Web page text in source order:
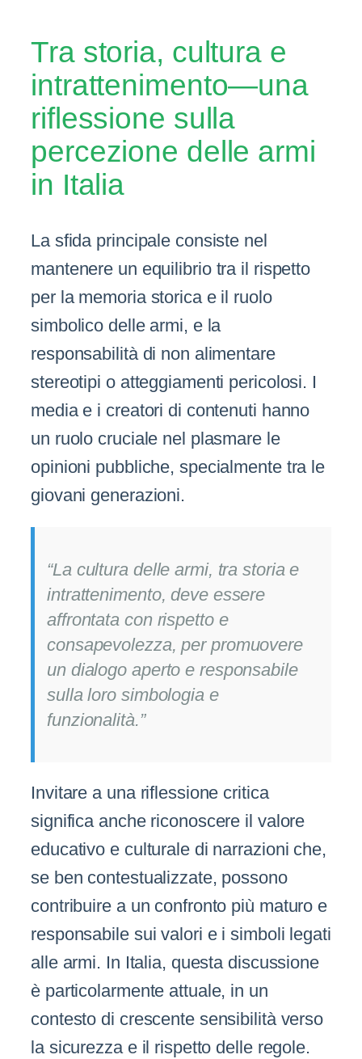
Tra storia, cultura e
intrattenimento—una
riflessione sulla
percezione delle armi
in Italia
La sfida principale consiste nel
mantenere un equilibrio tra il rispetto
per la memoria storica e il ruolo
simbolico delle armi, e la
responsabilità di non alimentare
stereotipi o atteggiamenti pericolosi. I
media e i creatori di contenuti hanno
un ruolo cruciale nel plasmare le
opinioni pubbliche, specialmente tra le
giovani generazioni.
“La cultura delle armi, tra storia e
intrattenimento, deve essere
affrontata con rispetto e
consapevolezza, per promuovere
un dialogo aperto e responsabile
sulla loro simbologia e
funzionalità.”
Invitare a una riflessione critica
significa anche riconoscere il valore
educativo e culturale di narrazioni che,
se ben contestualizzate, possono
contribuire a un confronto più maturo e
responsabile sui valori e i simboli legati
alle armi. In Italia, questa discussione
è particolarmente attuale, in un
contesto di crescente sensibilità verso
la sicurezza e il rispetto delle regole.